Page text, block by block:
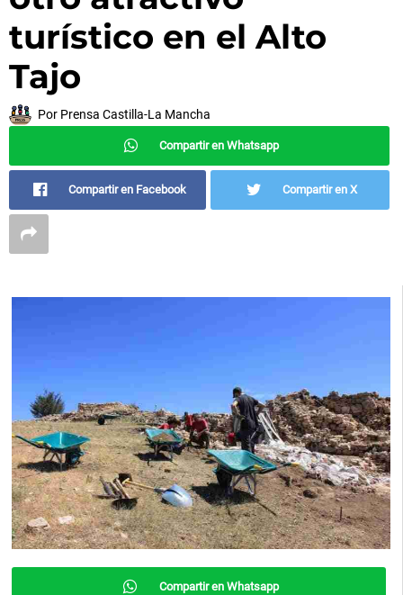
turístico en el Alto
Tajo
Por Prensa Castilla-La Mancha
Compartir en Whatsapp
Compartir en Facebook Compartir en X
Compartir en Whatsapp